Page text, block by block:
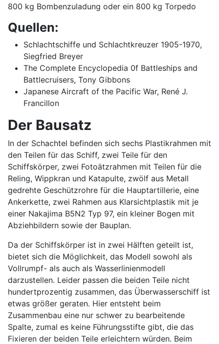
800 kg Bombenzuladung oder ein 800 kg Torpedo
Quellen:
Schlachtschiffe und Schlachtkreuzer 1905-1970,
Siegfried Breyer
The Complete Encyclopedia 0f Battleships and
Battlecruisers, Tony Gibbons
Japanese Aircraft of the Pacific War, René J.
Francillon
Der Bausatz
In der Schachtel befinden sich sechs Plastikrahmen mit
den Teilen für das Schiff, zwei Teile für den
Schiffskörper, zwei Fotoätzrahmen mit Teilen für die
Reling, Wippkran und Katapulte, zwölf aus Metall
gedrehte Geschützrohre für die Hauptartillerie, eine
Ankerkette, zwei Rahmen aus Klarsichtplastik mit je
einer Nakajima B5N2 Typ 97, ein kleiner Bogen mit
Abziehbildern sowie der Bauplan.
Da der Schiffskörper ist in zwei Hälften geteilt ist,
bietet sich die Möglichkeit, das Modell sowohl als
Vollrumpf- als auch als Wasserlinienmodell
darzustellen. Leider passen die beiden Teile nicht
hundertprozentig zusammen, das Überwasserschiff ist
etwas größer geraten. Hier entsteht beim
Zusammenbau eine nur schwer zu bearbeitende
Spalte, zumal es keine Führungsstifte gibt, die das
Fixieren der beiden Teile erleichtern würden. Beim